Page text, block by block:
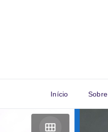
Início Sobre